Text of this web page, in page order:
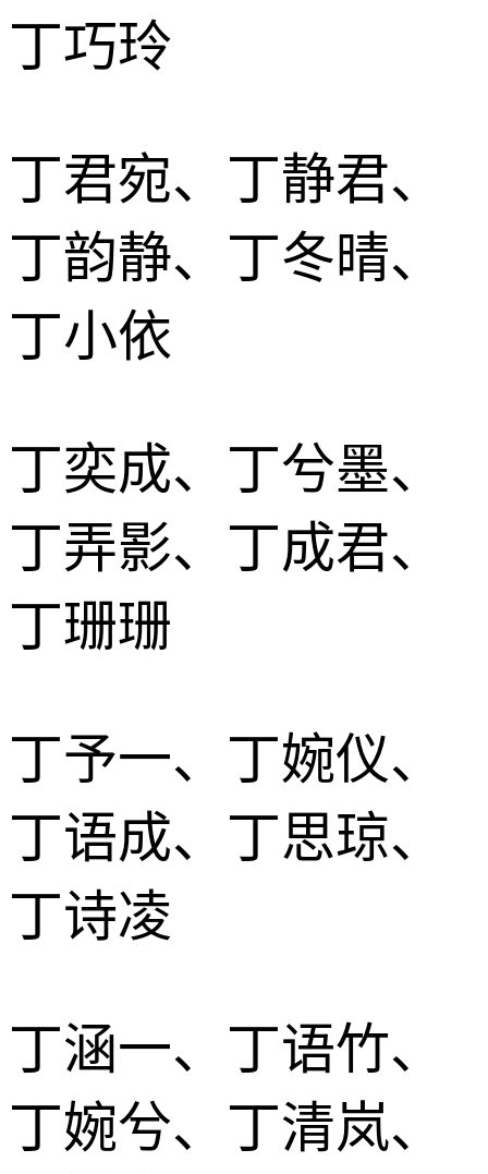
丁巧玲
丁君宛、丁静君、
丁韵静、丁冬晴、
丁小依
丁奕成、丁兮墨、
丁弄影、丁成君、
丁珊珊
丁予一、丁婉仪、
丁语成、丁思琼、
丁诗凌
丁涵一、丁语竹、
丁婉兮、丁清岚、